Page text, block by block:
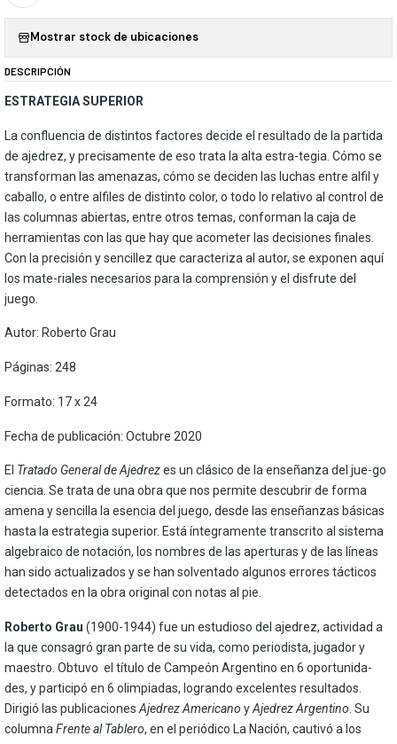
Mostrar stock de ubicaciones
DESCRIPCIÓN
ESTRATEGIA SUPERIOR
La confluencia de distintos factores decide el resultado de la partida
de ajedrez, y precisamente de eso trata la alta estra-tegia. Cómo se
transforman las amenazas, cómo se deciden las luchas entre alfil y
caballo, o entre alfiles de distinto color, o todo lo relativo al control de
las columnas abiertas, entre otros temas, conforman la caja de
herramientas con las que hay que acometer las decisiones finales.
Con la precisión y sencillez que caracteriza al autor, se exponen aquí
los mate-riales necesarios para la comprensión y el disfrute del
juego.
Autor: Roberto Grau
Páginas: 248
Formato: 17 x 24
Fecha de publicación: Octubre 2020
El Tratado General de Ajedrezes un clásico de la enseñanza del jue-go
ciencia. Se trata de una obra que nos permite descubrir de forma
amena y sencilla la esencia del juego, desde las enseñanzas básicas
hasta la estrategia superior. Está íntegramente transcrito al sistema
algebraico de notación, los nombres de las aperturas y de las líneas
han sido actualizados y se han solventado algunos errores tácticos
detectados en la obra original con notas al pie.
Roberto Grau (1900-1944) fue un estudioso del ajedrez, actividad a
la que consagró gran parte de su vida, como periodista, jugador y
maestro. Obtuvo el título de Campeón Argentino en 6 oportunida-
des, y participó en 6 olimpiadas, logrando excelentes resultados.
Dirigió las publicacionesAjedrez Americano yAjedrez Argentino . Su
columnaFrente al Tablero, en el periódico La Nación, cautivó a los